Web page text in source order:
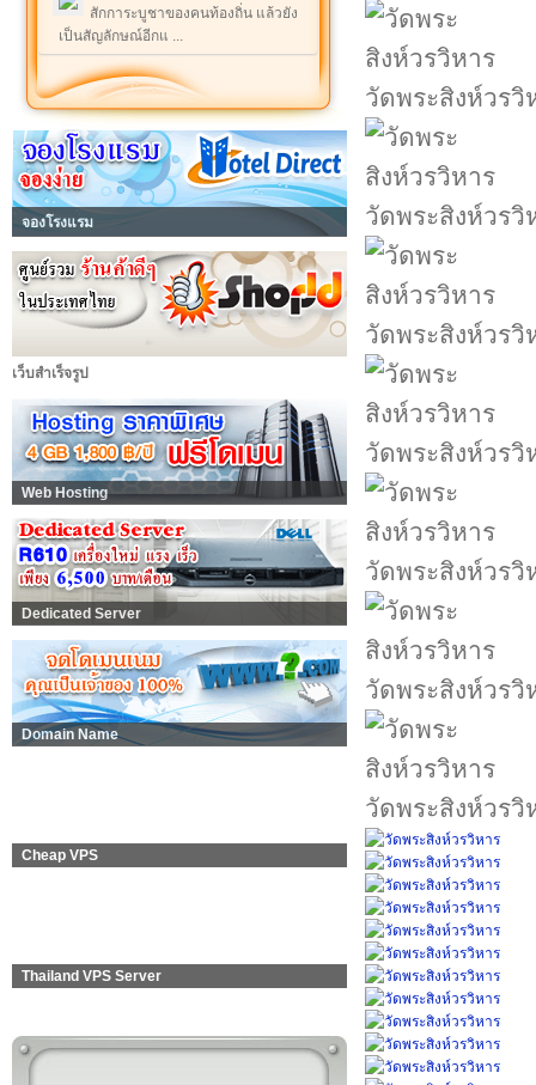
สักการะบูชาของคนท้องถิ่น แล้วยัง
เป็นสัญลักษณ์อีกแ ...
จองโรงแรม
เว็บสำเร็จรูป
Web Hosting
Dedicated Server
Domain Name
Cheap VPS
Thailand VPS Server
วัดพระสิงห์วรวิ
วัดพระสิงห์วรวิ
วัดพระสิงห์วรวิ
วัดพระสิงห์วรวิ
วัดพระสิงห์วรวิ
วัดพระสิงห์วรวิ
วัดพระสิงห์วรวิ